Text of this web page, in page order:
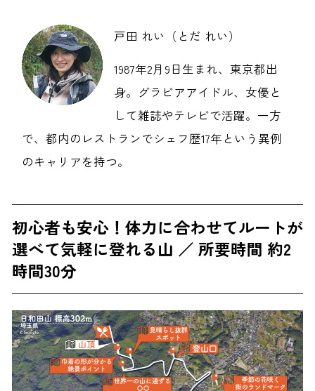
戸田 れい（とだ れい）
1987年2月9日生まれ、東京都出
身。グラビアアイドル、女優と
して雑誌やテレビで活躍。一方
で、都内のレストランでシェフ歴17年という異例
のキャリアを持つ。
初心者も安心！体力に合わせてルートが
選べて気軽に登れる山 ／ 所要時間 約2
時間30分